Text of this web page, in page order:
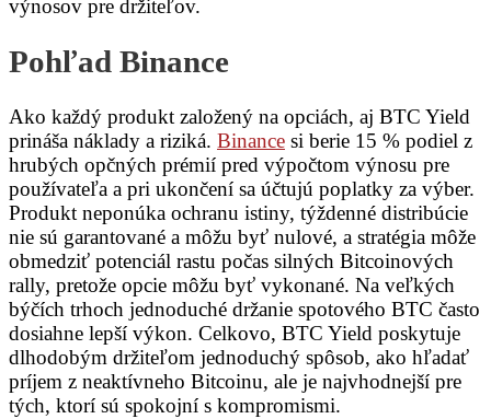
výnosov pre držiteľov.
Pohľad Binance
Ako každý produkt založený na opciách, aj BTC Yield
prináša náklady a riziká. Binance si berie 15 % podiel z
hrubých opčných prémií pred výpočtom výnosu pre
používateľa a pri ukončení sa účtujú poplatky za výber.
Produkt neponúka ochranu istiny, týždenné distribúcie
nie sú garantované a môžu byť nulové, a stratégia môže
obmedziť potenciál rastu počas silných Bitcoinových
rally, pretože opcie môžu byť vykonané. Na veľkých
býčích trhoch jednoduché držanie spotového BTC často
dosiahne lepší výkon. Celkovo, BTC Yield poskytuje
dlhodobým držiteľom jednoduchý spôsob, ako hľadať
príjem z neaktívneho Bitcoinu, ale je najvhodnejší pre
tých, ktorí sú spokojní s kompromismi.